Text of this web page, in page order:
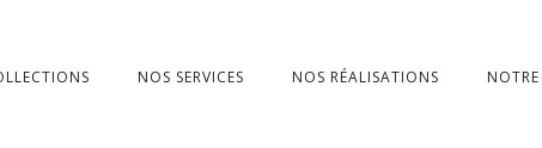
NOS SERVICES NOS RÉALISATIONS